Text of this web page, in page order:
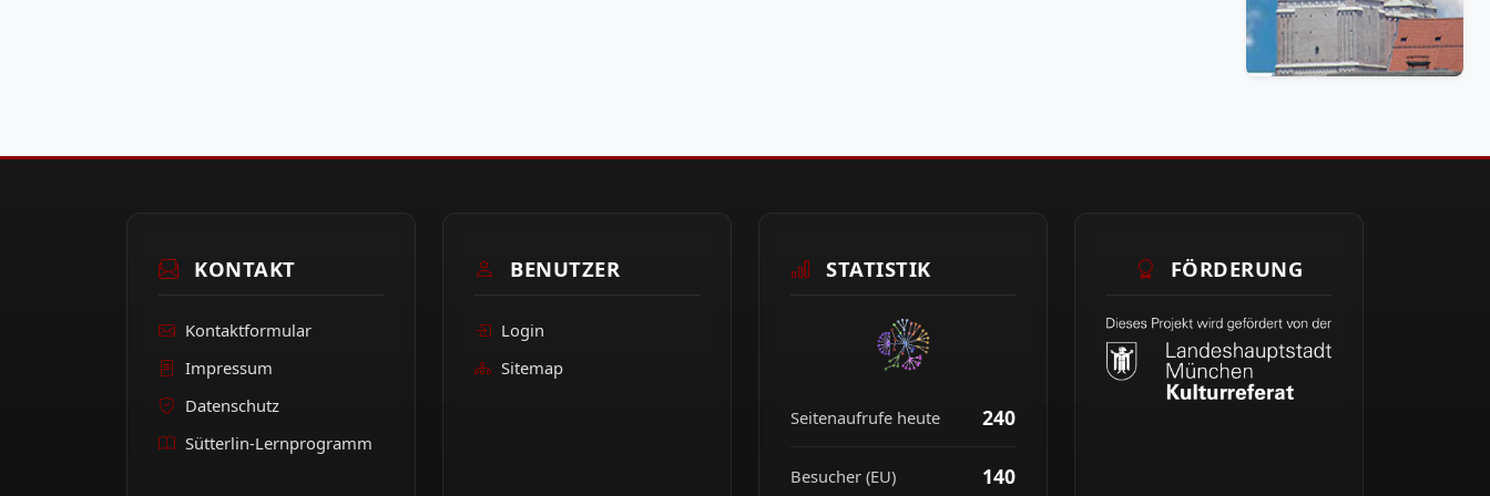
KONTAKT
Kontaktformular
Impressum
Datenschutz
Sütterlin-Lernprogramm
BENUTZER
Login
Sitemap
STATISTIK
Seitenaufrufe heute 240
Besucher (EU) 140
FÖRDERUNG